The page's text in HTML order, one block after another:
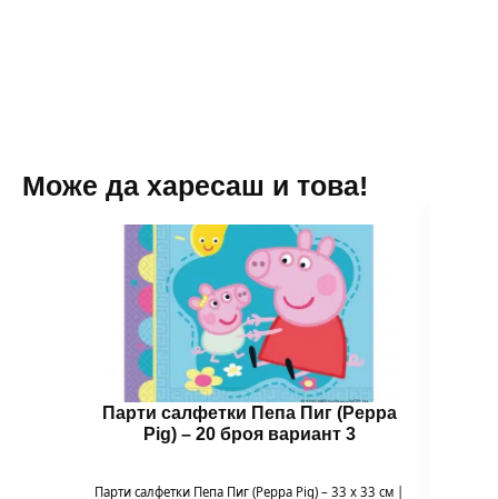
Може да харесаш и това!
Парти салфетки Пепа Пиг (Peppa
Pig) – 20 броя вариант 3
Парти салфетки Пепа Пиг (Peppa Pig) – 33 x 33 см |